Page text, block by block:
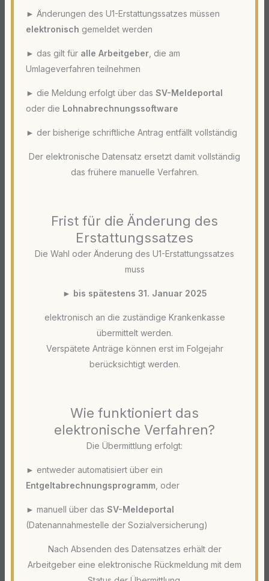
► Änderungen des U1-Erstattungssatzes müssen
elektronisch gemeldet werden
► das gilt für alle Arbeitgeber, die am
Umlageverfahren teilnehmen
► die Meldung erfolgt über das SV-Meldeportal
oder die Lohnabrechnungssoftware
► der bisherige schriftliche Antrag entfällt vollständig
Der elektronische Datensatz ersetzt damit vollständig
das frühere manuelle Verfahren.
Frist für die Änderung des
Erstattungssatzes
Die Wahl oder Änderung des U1-Erstattungssatzes
muss
► bis spätestens 31. Januar 2025
elektronisch an die zuständige Krankenkasse
übermittelt werden.
Verspätete Anträge können erst im Folgejahr
berücksichtigt werden.
Wie funktioniert das
elektronische Verfahren?
Die Übermittlung erfolgt:
► entweder automatisiert über ein
Entgeltabrechnungsprogramm, oder
► manuell über das SV-Meldeportal
(Datenannahmestelle der Sozialversicherung)
Nach Absenden des Datensatzes erhält der
Arbeitgeber eine elektronische Rückmeldung mit dem